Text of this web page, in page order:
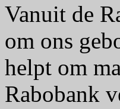
Vanuit de
om ons
helpt om
Rabobank